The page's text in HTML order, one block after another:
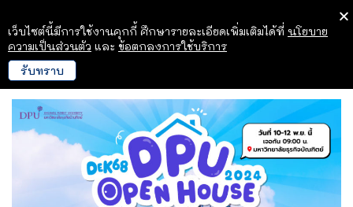
เว็บไซต์นี้มีการใช้งานคุกกี้ ศึกษารายละเอียดเพิ่มเติมได้ที่ นโยบาย
ความเป็นส่วนตัว และ ข้อตกลงการใช้บริการ
รับทราบ